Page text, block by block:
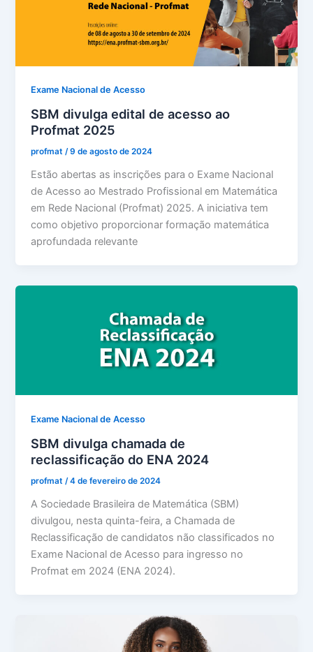
Exame Nacional de Acesso
SBM divulga edital de acesso ao
Profmat 2025
profmat/9 de agosto de 2024
Estão abertas as inscrições para o Exame Nacional
de Acesso ao Mestrado Profissional em Matemática
em Rede Nacional (Profmat) 2025. A iniciativa tem
como objetivo proporcionar formação matemática
aprofundada relevante
Exame Nacional de Acesso
SBM divulga chamada de
reclassificação do ENA 2024
profmat/4 de fevereiro de 2024
A Sociedade Brasileira de Matemática (SBM)
divulgou, nesta quinta-feira, a Chamada de
Reclassificação de candidatos não classificados no
Exame Nacional de Acesso para ingresso no
Profmat em 2024 (ENA 2024).